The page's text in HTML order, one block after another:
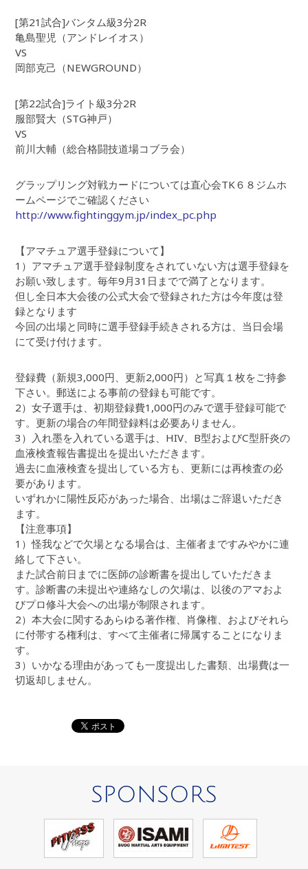
[第21試合]バンタム級3分2R
亀島聖児（アンドレイオス）
VS
岡部克己（NEWGROUND）
[第22試合]ライト級3分2R
服部賢大（STG神戸）
VS
前川大輔（総合格闘技道場コブラ会）
グラップリング対戦カードについては直心会TK６８ジムホ
ームページでご確認ください
http://www.fightinggym.jp/index_pc.php
【アマチュア選手登録について】
1）アマチュア選手登録制度をされていない方は選手登録を
お願い致します。毎年9月31日までで満了となります。
但し全日本大会後の公式大会で登録された方は今年度は登
録となります
今回の出場と同時に選手登録手続きされる方は、当日会場
にて受け付けます。
登録費（新規3,000円、更新2,000円）と写真１枚をご持参
下さい。郵送による事前の登録も可能です。
2）女子選手は、初期登録費1,000円のみで選手登録可能で
す。更新の場合の年間登録料は必要ありません。
3）入れ墨を入れている選手は、HIV、B型およびC型肝炎の
血液検査報告書提出を提出いただきます。
過去に血液検査を提出している方も、更新には再検査の必
要があります。
いずれかに陽性反応があった場合、出場はご辞退いただき
ます。
【注意事項】
1）怪我などで欠場となる場合は、主催者まですみやかに連
絡して下さい。
また試合前日までに医師の診断書を提出していただきま
す。診断書の未提出や連絡なしの欠場は、以後のアマおよ
びプロ修斗大会への出場が制限されます。
2）本大会に関するあらゆる著作権、肖像権、およびそれら
に付帯する権利は、すべて主催者に帰属することになりま
す。
3）いかなる理由があっても一度提出した書類、出場費は一
切返却しません。
SPONSORS